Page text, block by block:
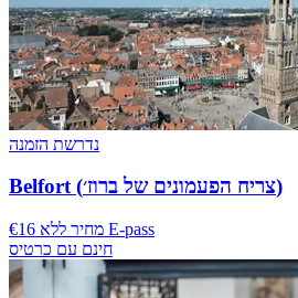
נדרשת הזמנה
Belfort (צריח הפעמונים של ברוז׳)
€16 מחיר ללא E-pass
חינם עם כרטיס